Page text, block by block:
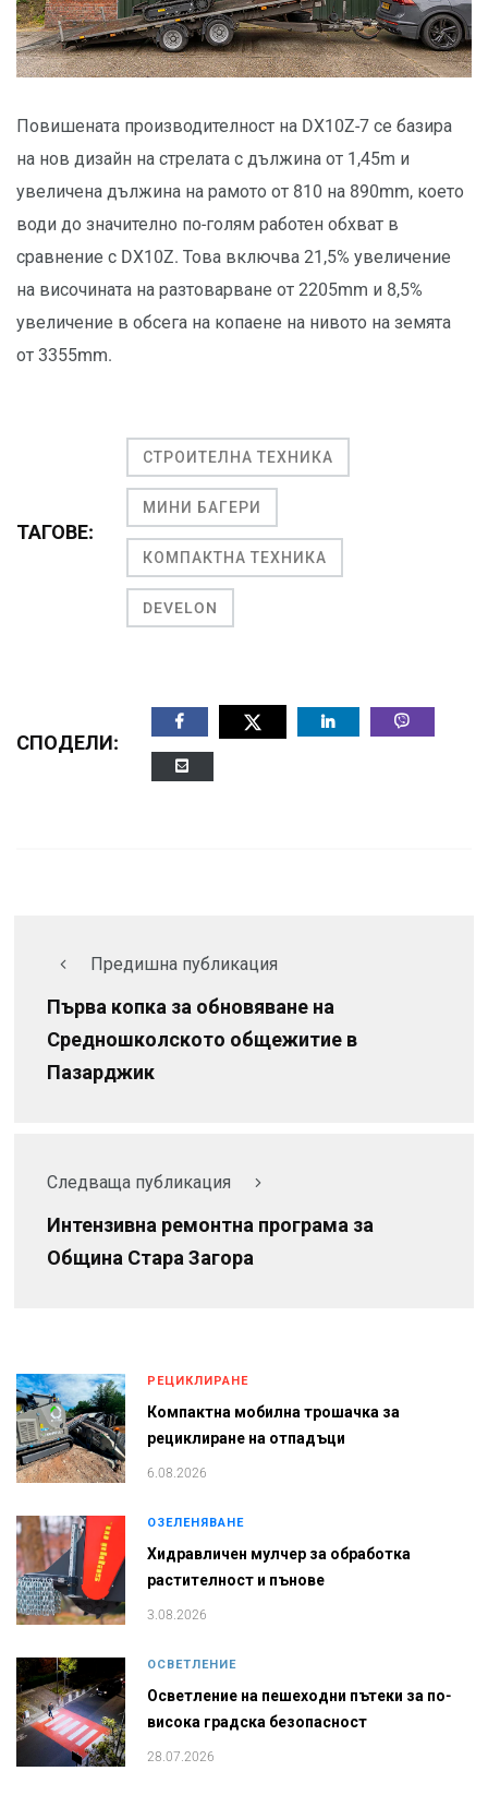
Повишената производителност на DX10Z-7 се базира
на нов дизайн на стрелата с дължина от 1,45m и
увеличена дължина на рамото от 810 на 890mm, което
води до значително по-голям работен обхват в
сравнение с DX10Z. Това включва 21,5% увеличение
на височината на разтоварване от 2205mm и 8,5%
увеличение в обсега на копаене на нивото на земята
от 3355mm.
ТАГОВЕ:
СТРОИТЕЛНА ТЕХНИКА
МИНИ БАГЕРИ
КОМПАКТНА ТЕХНИКА
DEVELON
СПОДЕЛИ:
Предишна публикация
Първа копка за обновяване на
Средношколското общежитие в
Пазарджик
Следваща публикация
Интензивна ремонтна програма за
Община Стара Загора
РЕЦИКЛИРАНЕ
Компактна мобилна трошачка за
рециклиране на отпадъци
6.08.2026
ОЗЕЛЕНЯВАНЕ
Хидравличен мулчер за обработка
растителност и пънове
3.08.2026
ОСВЕТЛЕНИЕ
Осветление на пешеходни пътеки за по-
висока градска безопасност
28.07.2026